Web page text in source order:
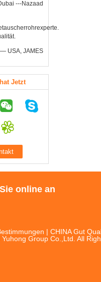
---Nazaad
USA, JAMES
Jetzt
online an
| CHINA Gut
Group Co.,Ltd. All